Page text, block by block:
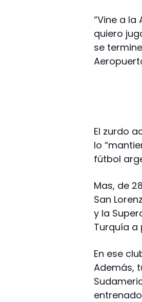
“Vine a
quiero
se
El zurdo
lo
fútbol
Mas, de
San
y la
Turquía a
En ese
Además,